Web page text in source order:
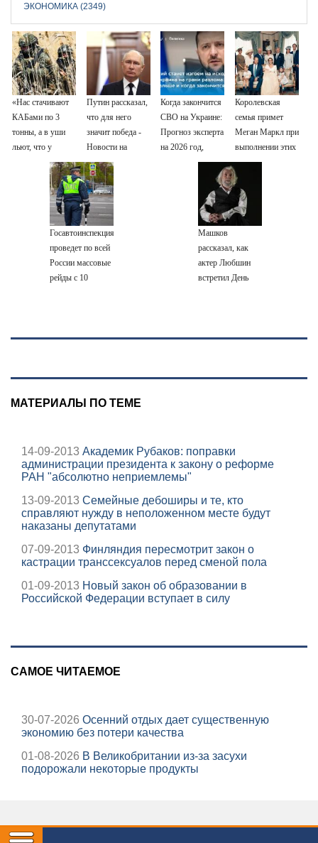
ЭКОНОМИКА (2349)
«Нас стачивают
КАБами по 3
тонны, а в уши
льют, что у
русских «нет
Путин рассказал,
что для него
значит победа -
Новости на
Вести.ru
Когда закончится
СВО на Украине:
Прогноз эксперта
на 2026 год,
новости о боевых
Королевская
семья примет
Меган Маркл при
выполнении этих
двух условий
Госавтоинспекция
проведет по всей
России массовые
рейды с 10
Машков
рассказал, как
актер Любшин
встретил День
МАТЕРИАЛЫ ПО ТЕМЕ
14-09-2013 Академик Рубаков: поправки
администрации президента к закону о реформе
РАН "абсолютно неприемлемы"
13-09-2013 Семейные дебоширы и те, кто
справляют нужду в неположенном месте будут
наказаны депутатами
07-09-2013 Финляндия пересмотрит закон о
кастрации транссексуалов перед сменой пола
01-09-2013 Новый закон об образовании в
Российской Федерации вступает в силу
САМОЕ ЧИТАЕМОЕ
30-07-2026 Осенний отдых дает существенную
экономию без потери качества
01-08-2026 В Великобритании из-за засухи
подорожали некоторые продукты